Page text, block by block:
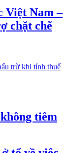
Việt Nam –
chặt chẽ
trừ khi tính thuế
tiêm